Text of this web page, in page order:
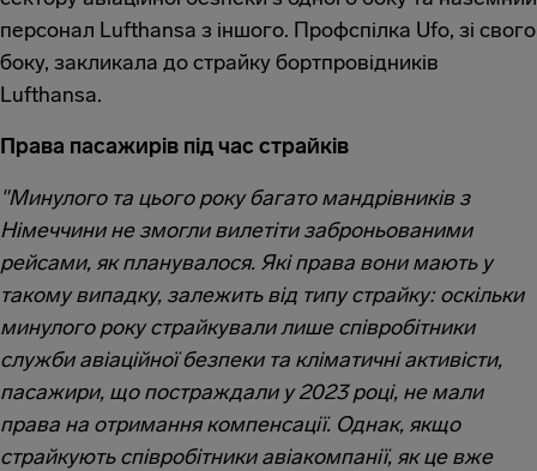
персонал Lufthansa з іншого. Профспілка Ufo, зі свого
боку, закликала до страйку бортпровідників
Lufthansa.
Права пасажирів під час страйків
"Минулого та цього року багато мандрівників з
Німеччини не змогли вилетіти заброньованими
рейсами, як планувалося. Які права вони мають у
такому випадку, залежить від типу страйку: оскільки
минулого року страйкували лише співробітники
служби авіаційної безпеки та кліматичні активісти,
пасажири, що постраждали у 2023 році, не мали
права на отримання компенсації. Однак, якщо
страйкують співробітники авіакомпанії, як це вже